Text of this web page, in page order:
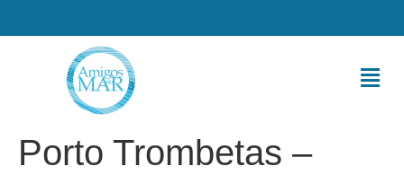
Porto Trombetas –